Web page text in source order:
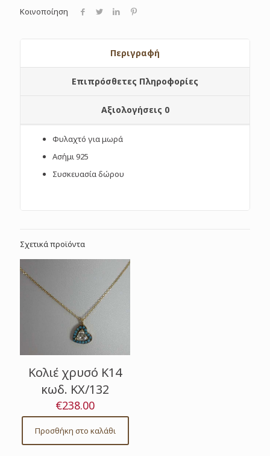
Κοινοποίηση
Περιγραφή
Επιπρόσθετες Πληροφορίες
Αξιολογήσεις 0
Φυλαχτό για μωρά
Ασήμι 925
Συσκευασία δώρου
Σχετικά προϊόντα
Κολιέ χρυσό Κ14
κωδ. ΚΧ/132
€238.00
Προσθήκη στο καλάθι